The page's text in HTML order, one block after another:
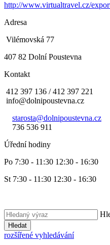
http://www.virtualtravel.cz/
Adresa
Vilémovská 77
407 82 Dolní Poustevna
Kontakt
412 397 136 / 412 397 221
info@dolnipoustevna.cz
starosta@dolnipoustevna.cz
736 536 911
Úřední hodiny
Po 7:30 - 11:30 12:30 - 16:30
St 7:30 - 11:30 12:30 - 16:30
Hledat
rozšířené vyhledávání